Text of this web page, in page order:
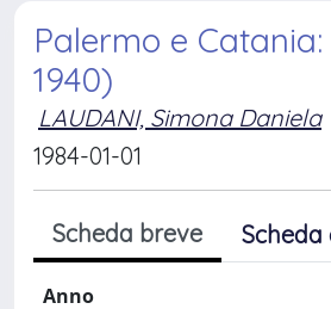
Palermo e
1940)
LAUDANI, Simona Daniela
1984-01-01
Scheda breve
Anno